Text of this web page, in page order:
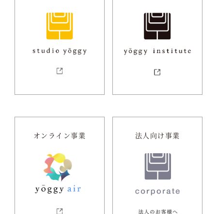
オンライン事業 法人向け事業